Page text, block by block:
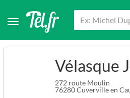
Vélasque
272 route Moulin
76280Cuverville en